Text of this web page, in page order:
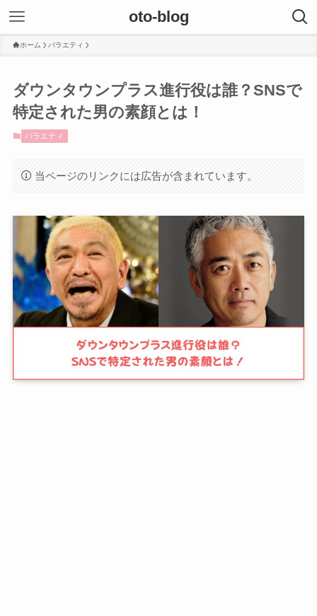
oto-blog
ホーム バラエティ
ダウンタウンプラス進行役は誰？SNSで
特定された男の素顔とは！
バラエティ
当ページのリンクには広告が含まれています。